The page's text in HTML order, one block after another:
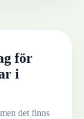
för
i
det finns